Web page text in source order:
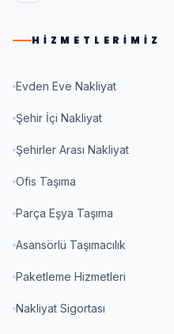
HIZMETLERIMIZ
Evden Eve Nakliyat
Şehir İçi Nakliyat
Şehirler Arası Nakliyat
Ofis Taşıma
Parça Eşya Taşıma
Asansörlü Taşımacılık
Paketleme Hizmetleri
Nakliyat Sigortası